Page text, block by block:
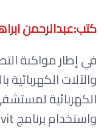
كتب:عبدالرحمن
في إطار مواكبة
والآلات
واستخدام برنامج Autodesk Revit.